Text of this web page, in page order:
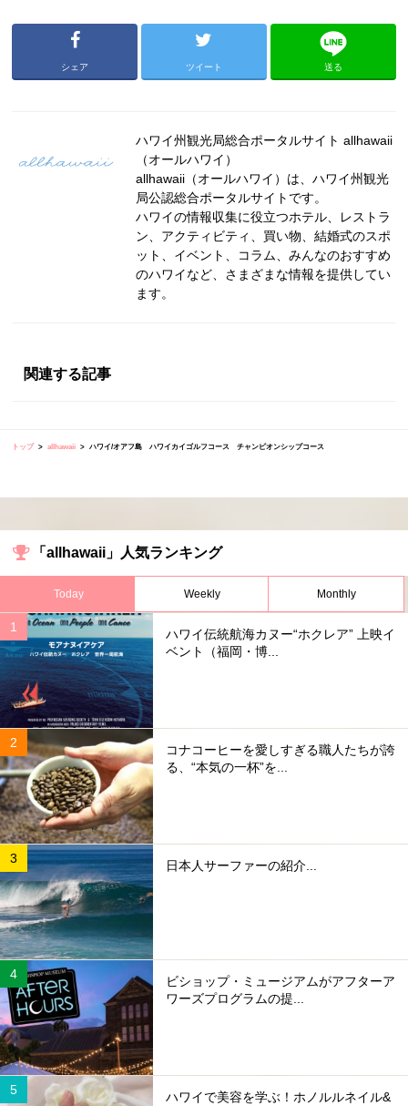
シェア ツイート 送る
ハワイ州観光局総合ポータルサイト allhawaii
（オールハワイ）
allhawaii（オールハワイ）は、ハワイ州観光
局公認総合ポータルサイトです。
ハワイの情報収集に役立つホテル、レストラ
ン、アクティビティ、買い物、結婚式のスポ
ット、イベント、コラム、みんなのおすすめ
のハワイなど、さまざまな情報を提供してい
ます。
関連する記事
トップ allhawaii ハワイ/オアフ島 ハワイカイゴルフコース チャンピオンシップコース
「allhawaii」人気ランキング
Today Weekly Monthly
ハワイ伝統航海カヌー“ホクレア” 上映イ
ベント（福岡・博...
コナコーヒーを愛しすぎる職人たちが誇
る、“本気の一杯”を...
日本人サーファーの紹介...
ビショップ・ミュージアムがアフターア
ワーズプログラムの提...
ハワイで美容を学ぶ！ホノルルネイル&